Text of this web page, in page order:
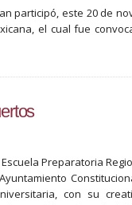
participó, este 20 de
el cual fue
Preparatoria
con su